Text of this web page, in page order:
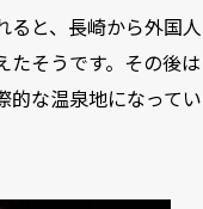
ると、長崎から外国人
たそうです。その後は
的な温泉地になってい